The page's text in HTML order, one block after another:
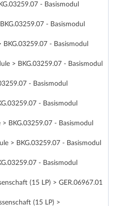
- Basismodul
- Basismodul
- Basismodul
> BKG.03259.07 - Basismodul
- Basismodul
- Basismodul
BKG.03259.07 - Basismodul
> BKG.03259.07 - Basismodul
- Basismodul
(15 LP) > GER.06967.01
(15 LP) >